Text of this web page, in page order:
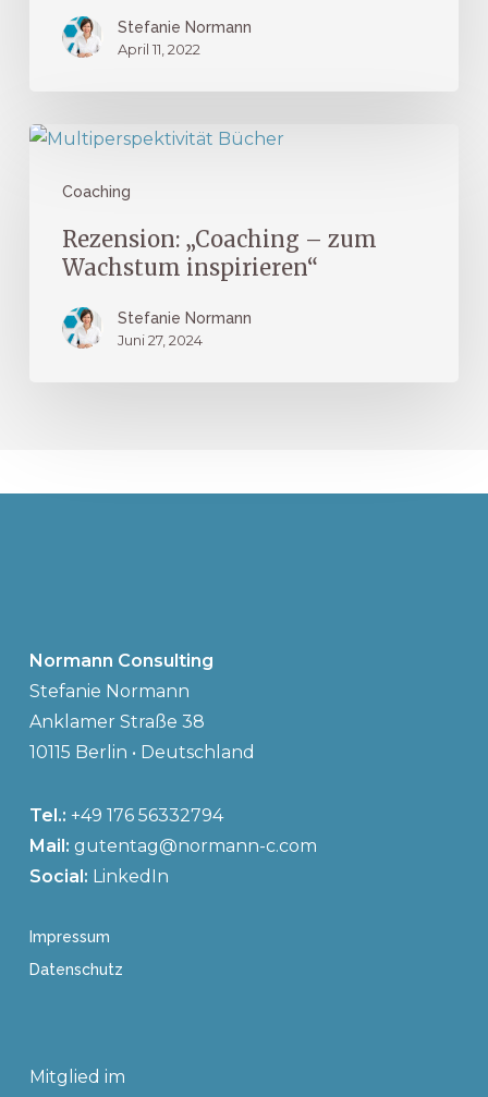
Stefanie Normann
April 11, 2022
Coaching
Rezension:
zum
Wachstum
Rezension: „Coaching – zum
Wachstum inspirieren“
Stefanie Normann
Juni 27, 2024
Normann Consulting
Stefanie Normann
Anklamer Straße 38
10115 Berlin • Deutschland
Tel.: +49 176 56332794
Mail: gutentag@normann-c.com
Social: LinkedIn
Impressum
Datenschutz
Mitglied im